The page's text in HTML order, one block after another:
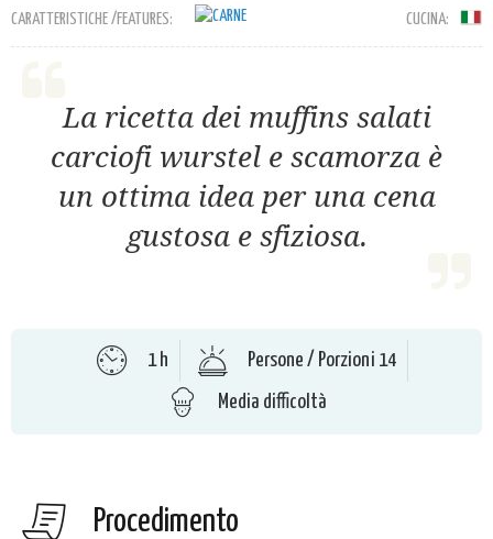
CARATTERISTICHE /FEATURES: CUCINA:
La ricetta dei muffins salati
carciofi wurstel e scamorza è
un ottima idea per una cena
gustosa e sfiziosa.
1 h
Persone / Porzioni 14
Media difficoltà
Procedimento